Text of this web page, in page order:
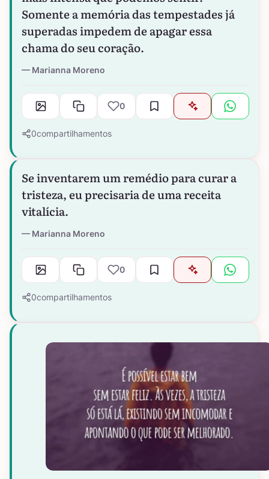
Somente a memória das tempestades já
superadas impedem de apagar essa
chama do seu coração.
Marianna Moreno
0
0compartilhamentos
Se inventarem um remédio para curar a
tristeza, eu precisaria de uma receita
vitalícia.
Marianna Moreno
0
0compartilhamentos